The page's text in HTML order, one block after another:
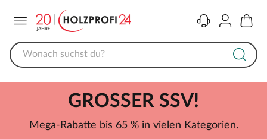
KontaktKonto
GROSSER SSV!
Mega-Rabatte bis 65 % in vielen Kategorien.